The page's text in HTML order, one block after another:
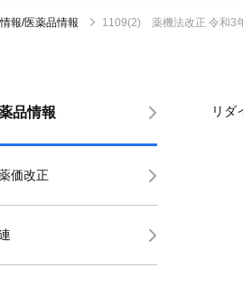
報/医薬品情報 1109(2) 薬機法改正 令和3
リダ
品情報
価改正